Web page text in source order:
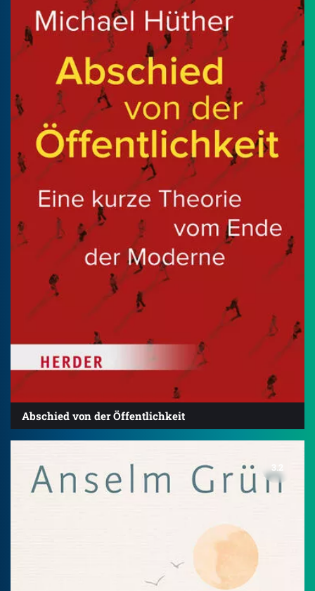
Abschied von der Öffentlichkeit
3.2